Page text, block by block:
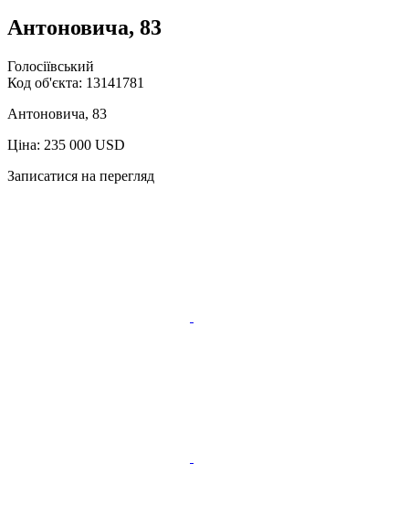
Антоновича, 83
Голосіївський
Код об'єкта: 13141781
Антоновича, 83
Ціна: 235 000 USD
Записатися на перегляд